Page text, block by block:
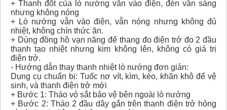
+ Thanh đốt của lò nướng vẫn vào điện, đèn vẫn sáng
nhưng không nóng
+ Lò nướng vẫn vào điện, vẫn nóng nhưng không đủ
nhiệt, không chín thức ăn.
+ Dùng đồng hồ vạn năng để thang đo điện trở đo 2 đầu
thanh tạo nhiệt nhưng kim không lên, không có giá trị
điện trở.
- Hướng dẫn thay thanh nhiệt lò nướng đơn giản:
Dụng cụ chuẩn bị: Tuốc nơ vít, kìm, kéo, khăn khô để vệ
sinh, và thanh điện trở mới
+ Bước 1: Tháo vỏ sắt bảo vệ bên ngoài lò nướng
+ Bước 2: Tháo 2 đầu dây gắn trên thanh điện trở hỏng